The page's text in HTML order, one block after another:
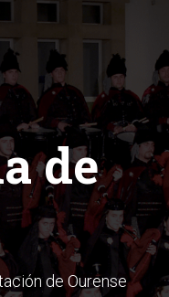
de
de Ourense